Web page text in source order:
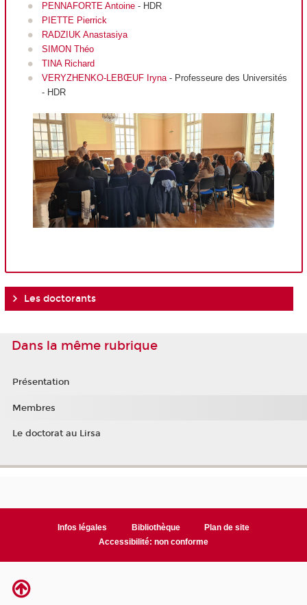
PENNAFORTE Antoine- HDR
PIETTE Pierrick
RADZIUK Anastasiya
SIMON Théo
TINA Richard
VERYZHENKO-LEBŒUF Iryna- Professeure des Universités
- HDR
Les doctorants
Dans la même rubrique
Présentation
Membres
Le doctorat au Lirsa
Infos légales Bibliothèque
Plan de site
Accessibilité: non conforme